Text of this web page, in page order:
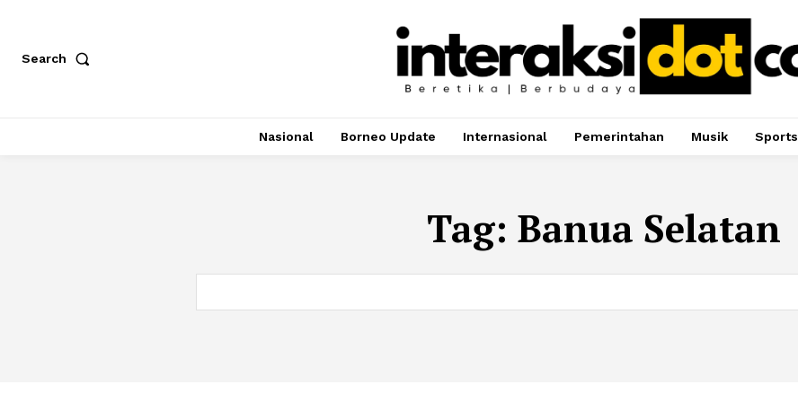
Search
Nasional Borneo Update Internasional Pemerintahan Musik Sports
Tag: Banua Selatan